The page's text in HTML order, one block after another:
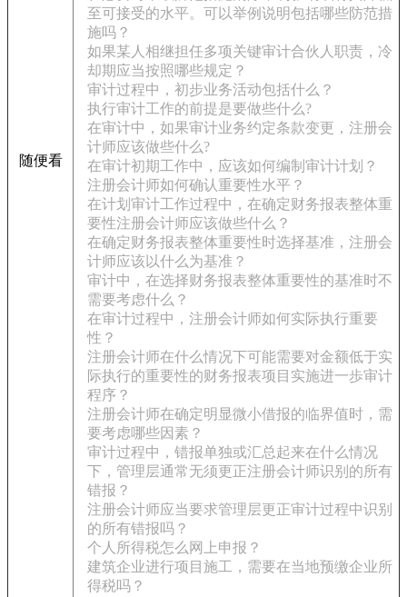
随便看
至可接受的水平。可以举例说明包括哪些防范措
施吗？
如果某人相继担任多项关键审计合伙人职责，冷
却期应当按照哪些规定？
审计过程中，初步业务活动包括什么？
执行审计工作的前提是要做些什么?
在审计中，如果审计业务约定条款变更，注册会
计师应该做些什么?
在审计初期工作中，应该如何编制审计计划？
注册会计师如何确认重要性水平？
在计划审计工作过程中，在确定财务报表整体重
要性注册会计师应该做些什么？
在确定财务报表整体重要性时选择基准，注册会
计师应该以什么为基准？
审计中，在选择财务报表整体重要性的基准时不
需要考虑什么？
在审计过程中，注册会计师如何实际执行重要
性？
注册会计师在什么情况下可能需要对金额低于实
际执行的重要性的财务报表项目实施进一歩审计
程序？
注册会计师在确定明显微小借报的临界值时，需
要考虑哪些因素？
审计过程中，错报单独或汇总起来在什么情况
下，管理层通常无须更正注册会计师识别的所有
错报？
注册会计师应当要求管理层更正审计过程中识别
的所有错报吗？
个人所得税怎么网上申报？
建筑企业进行项目施工，需要在当地预缴企业所
得税吗？